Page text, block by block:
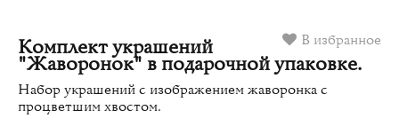
В избранное
Комплект украшений
"Жаворонок" в подарочной упаковке.
Набор украшений с изображением жаворонка с
процветшим хвостом.